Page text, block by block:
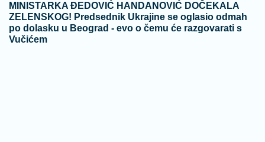
MINISTARKA ĐEDOVIĆ HANDANOVIĆ DOČEKALA
ZELENSKOG! Predsednik Ukrajine se oglasio odmah
po dolasku u Beograd - evo o čemu će razgovarati s
Vučićem